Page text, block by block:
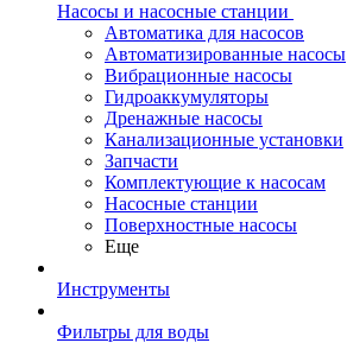
Насосы и насосные станции
Автоматика для насосов
Автоматизированные насосы
Вибрационные насосы
Гидроаккумуляторы
Дренажные насосы
Канализационные установки
Запчасти
Комплектующие к насосам
Насосные станции
Поверхностные насосы
Еще
Инструменты
Фильтры для воды